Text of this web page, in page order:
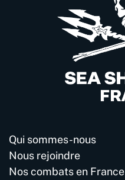
Qui sommes-nous
Nous rejoindre
Nos combats en France